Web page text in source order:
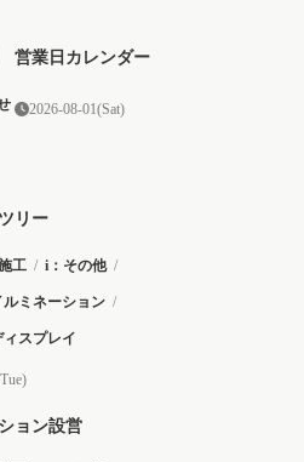
営業日カレンダー
2026-08-01(Sat)
リー
工 / i：その他 /
ミネーション /
スプレイ
ョン設営